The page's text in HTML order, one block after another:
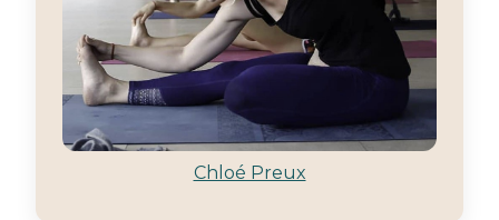
Chloé Preux​